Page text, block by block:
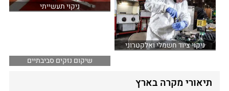
ניקוי תעשייתי
ניקוי ציוד חשמלי ואלקטרוני
שיקום נזקים סביבתיים
תיאורי מקרה בארץ